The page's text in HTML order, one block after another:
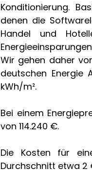
Konditionierung.
denen die
Handel und
Wir gehen daher
deutschen Energie
kWh/m².
Bei einem
von 114.240 €.
Die Kosten für
Durchschnitt etwa 2